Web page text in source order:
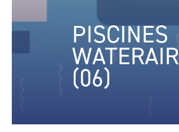
PISCINES
WATERAIR
(06)